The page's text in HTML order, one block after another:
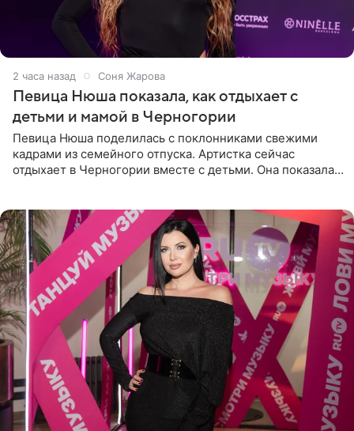
2 часа назад Соня Жарова
Певица Нюша показала, как отдыхает с
детьми и мамой в Черногории
Певица Нюша поделилась с поклонниками свежими
кадрами из семейного отпуска. Артистка сейчас
отдыхает в Черногории вместе с детьми. Она показала,